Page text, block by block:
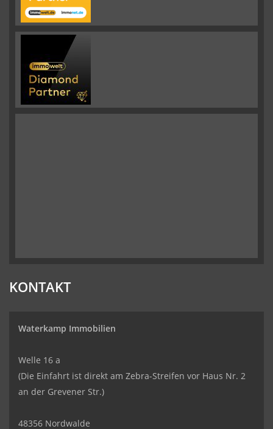
KONTAKT
Waterkamp Immobilien
Welle 16 a
(Die Einfahrt ist direkt am Zebra-Streifen vor Haus Nr. 2
an der Grevener Str.)
48356 Nordwalde